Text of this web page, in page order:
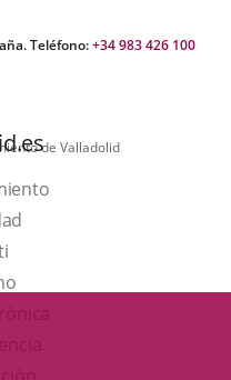
Teléfono:+34 983 426 100
de Valladolid
Este